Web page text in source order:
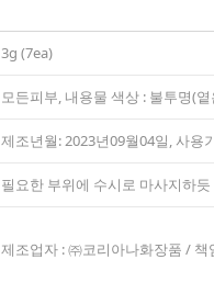
3g (7ea)
모든피부, 내용물 색상 : 불투명(
제조년월: 2023년09월04일, 사용
필요한 부위에 수시로 마사지하
제조업자 : ㈜코리아나화장품 /